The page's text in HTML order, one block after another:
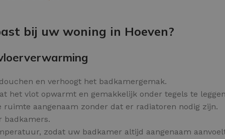
bij uw woning in Hoeven?
en verhoogt het badkamergemak.
het vlot opwarmt en gemakkelijk onder tegels te
aangenaam zonder dat er radiatoren nodig zijn.
badkamers.
zodat uw badkamer altijd aangenaam